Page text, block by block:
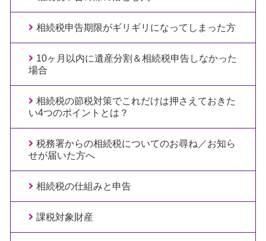
相続税申告期限がギリギリになってしまった方
10ヶ月以内に遺産分割＆相続税申告しなかった
場合
相続税の節税対策でこれだけは押さえておきた
い4つのポイントとは？
税務署からの相続税についてのお尋ね／お知ら
せが届いた方へ
相続税の仕組みと申告
課税対象財産